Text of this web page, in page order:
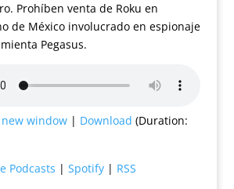
Prohíben venta de Roku en
de México involucrado en espionaje
Pegasus.
new window| Download (Duration:
Podcasts | Spotify| RSS